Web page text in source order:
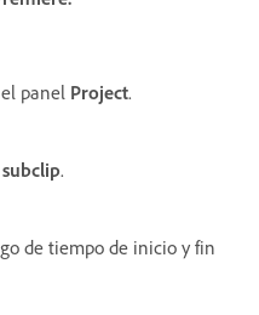
panel Project.
.
de tiempo de inicio y fin